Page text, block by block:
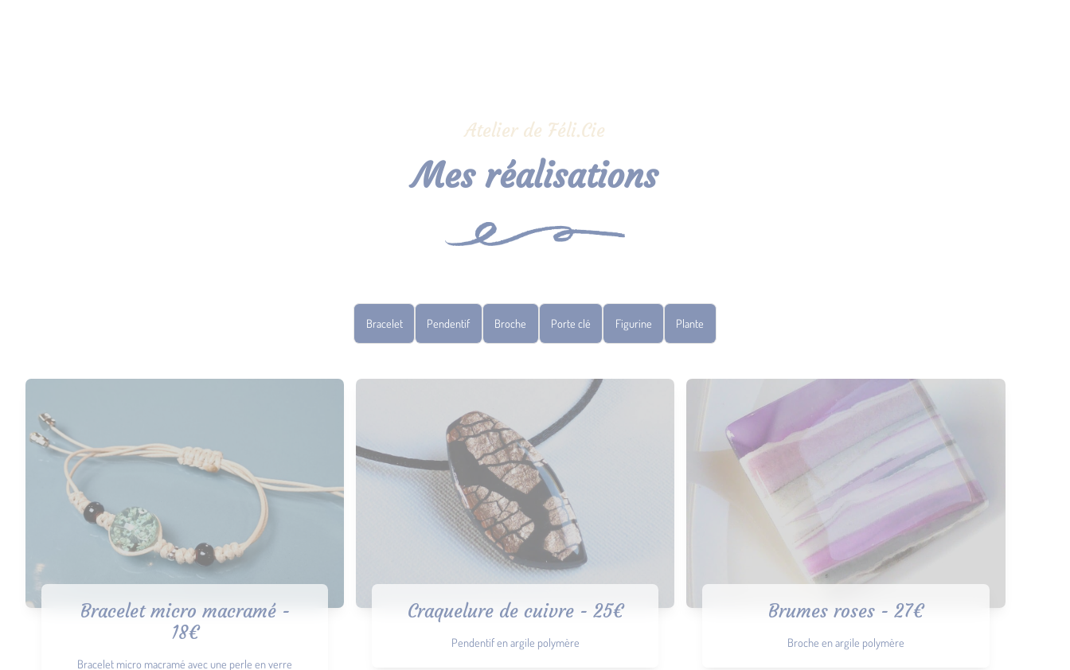
Atelier de Féli.Cie
Mes réalisations
Bracelet Pendentif Broche Porte clé Figurine Plante
Bracelet micro macramé -
18€
Bracelet micro macramé avec une perle en verre
Craquelure de cuivre - 25€
Pendentif en argile polymère
Brumes roses - 27€
Broche en argile polymère